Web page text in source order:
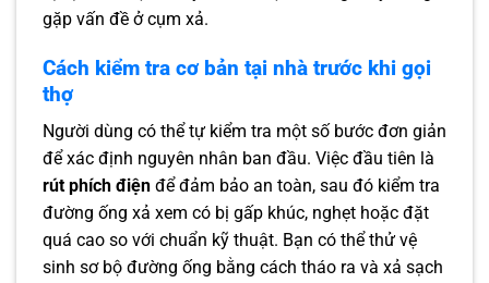
gặp vấn đề ở cụm xả.
Cách kiểm tra cơ bản tại nhà trước khi gọi
thợ
Người dùng có thể tự kiểm tra một số bước đơn giản
để xác định nguyên nhân ban đầu. Việc đầu tiên là
rút phích điện để đảm bảo an toàn, sau đó kiểm tra
đường ống xả xem có bị gấp khúc, nghẹt hoặc đặt
quá cao so với chuẩn kỹ thuật. Bạn có thể thử vệ
sinh sơ bộ đường ống bằng cách tháo ra và xả sạch